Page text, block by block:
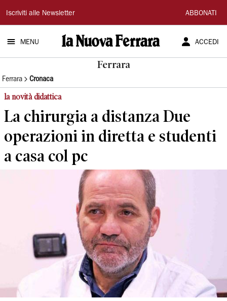
La
Nuova
Ferrara
Iscriviti alle Newsletter ABBONATI
MENU ACCEDI
Ferrara
Ferrara Cronaca
la novità didattica
La chirurgia a distanza Due
operazioni in diretta e studenti
a casa col pc